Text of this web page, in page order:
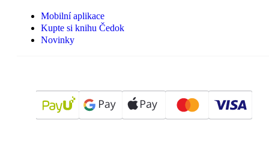
Mobilní aplikace
Kupte si knihu Čedok
Novinky